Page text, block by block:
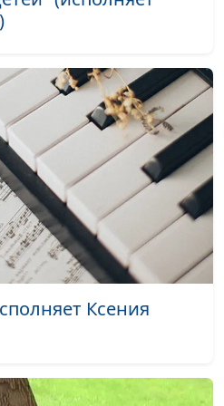
Ковалева
Перминов #1790
Аржанникова #1773
Аржанникова #1772
Аржанникова #1771
Аржанникова #1770
Аржанникова
Половинко #1767
Ксения